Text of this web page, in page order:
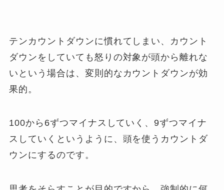
テンカウントダウンに慣れてしまい、カウント
ダウンをしていても怒りの対象が頭から離れな
いという場合は、変則的なカウントダウンが効
果的。
100から6ずつマイナスしていく、9ずつマイナ
スしていくというように、頭を使うカウントダ
ウンにするのです。